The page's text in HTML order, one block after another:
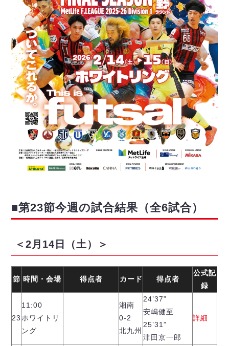
バサジィ大分
選手の通算記録（Ｆ２）
ヴォスクオーレ仙台
マルバ水戸FC
リガーレヴィア葛飾
Y．S．C．C．横浜
ヴィンセドール白山
アグレミーナ浜松
デウソン神戸
ポルセイド浜田
ミラクルスマイル新居浜
■第23節今週の試合結果（全6試合）
＜2月14日（土）＞
節 時間・会場 得点者 カード 得点者
公式記
録
23
11:00
ホワイトリ
ング
湘南
0-2
北九州
24’37”
安嶋健至
25’31”
津田京一郎
詳細